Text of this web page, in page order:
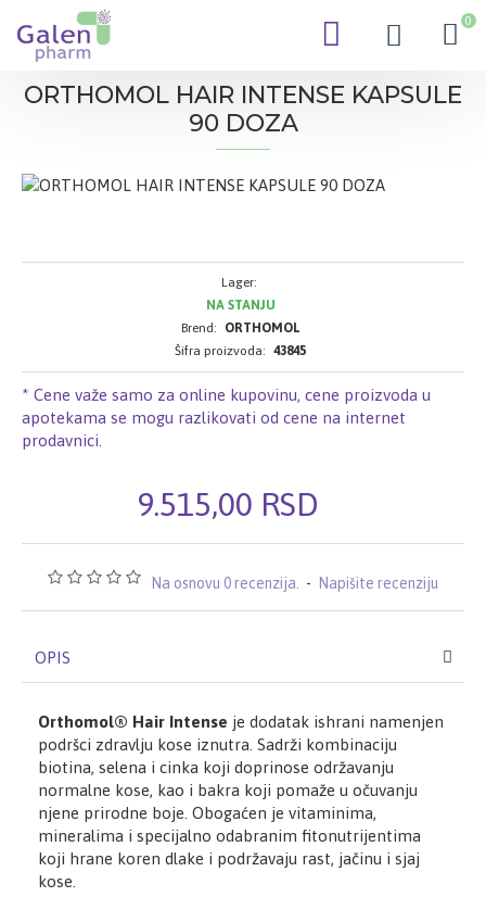
0
ORTHOMOL HAIR INTENSE KAPSULE
90 DOZA
Na osnovu 0 recenzija. - Napišite recenziju
* Cene važe samo za online kupovinu, cene proizvoda u
apotekama se mogu razlikovati od cene na internet
prodavnici.
9.515,00 RSD
Lager:
NA STANJU
Brend:
ORTHOMOL
Šifra proizvoda: 43845
OPIS
Orthomol® Hair Intense je dodatak ishrani namenjen
podršci zdravlju kose iznutra. Sadrži kombinaciju
biotina, selena i cinka koji doprinose održavanju
normalne kose, kao i bakra koji pomaže u očuvanju
njene prirodne boje. Obogaćen je vitaminima,
mineralima i specijalno odabranim fitonutrijentima
koji hrane koren dlake i podržavaju rast, jačinu i sjaj
kose.